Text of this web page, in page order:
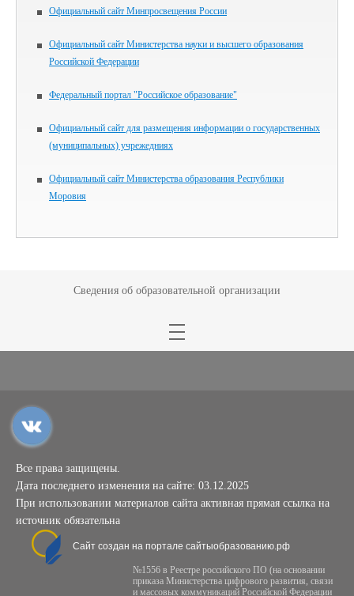
Официальный сайт Минпросвещения России
Официальный сайт Министерства науки и высшего образования
Российской Федерации
Федеральный портал "Российское образование"
Официальный сайт для размещения информации о государственных
(муниципальных) учрежедниях
Официальный сайт Министерства образования Республики
Моровия
Сведения об образовательной организации
Все права защищены.
Дата последнего изменения на сайте: 03.12.2025
При использовании материалов сайта активная прямая ссылка на
источник обязательна
Сайт создан на портале сайтыобразованию.рф
№1556 в Реестре российского ПО (на основании
приказа Министерства цифрового развития, связи
и массовых коммуникаций Российской Федерации